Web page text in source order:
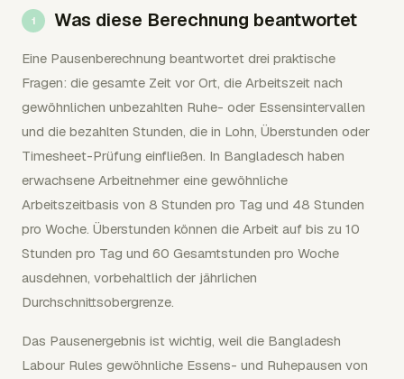
Was diese Berechnung beantwortet
Eine Pausenberechnung beantwortet drei praktische
Fragen: die gesamte Zeit vor Ort, die Arbeitszeit nach
gewöhnlichen unbezahlten Ruhe- oder Essensintervallen
und die bezahlten Stunden, die in Lohn, Überstunden oder
Timesheet-Prüfung einfließen. In Bangladesch haben
erwachsene Arbeitnehmer eine gewöhnliche
Arbeitszeitbasis von 8 Stunden pro Tag und 48 Stunden
pro Woche. Überstunden können die Arbeit auf bis zu 10
Stunden pro Tag und 60 Gesamtstunden pro Woche
ausdehnen, vorbehaltlich der jährlichen
Durchschnittsobergrenze.
Das Pausenergebnis ist wichtig, weil die Bangladesh
Labour Rules gewöhnliche Essens- und Ruhepausen von